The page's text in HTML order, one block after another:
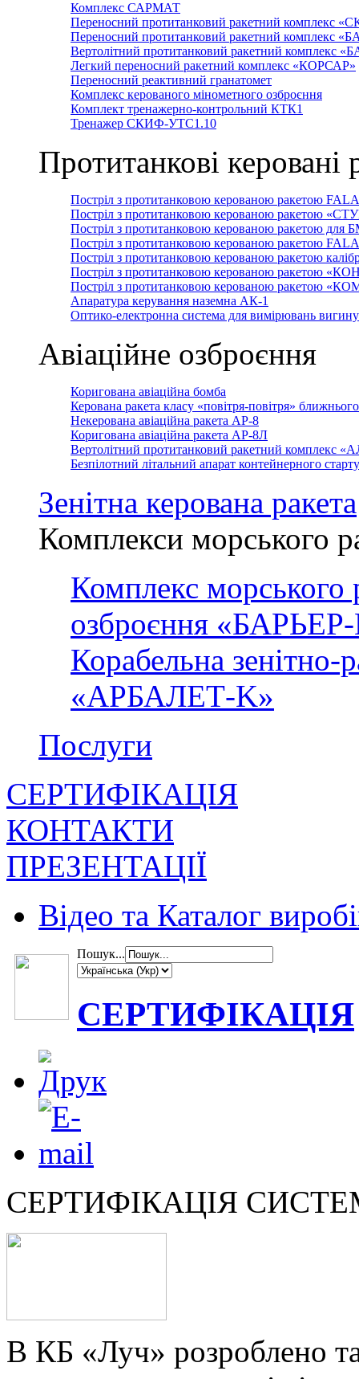
Комплекс САРМАТ
Переносний протитанковий ракетний комплекс
Переносний протитанковий ракетний комплекс
Вертолітний протитанковий ракетний комплекс
Легкий переносний ракетний комплекс «КОРСАР»
Переносний реактивний гранатомет
Комплекс керованого мінометного озброєння
Комплект тренажерно-контрольний КТК1
Тренажер СКИФ-УТС1.10
Протитанкові керовані
Постріл з протитанковою керованою ракетою
Постріл з протитанковою керованою ракетою
Постріл з протитанковою керованою ракетою для
Постріл з протитанковою керованою ракетою
Постріл з протитанковою керованою ракетою
Постріл з протитанковою керованою ракетою
Постріл з протитанковою керованою ракетою
Апаратура керування наземна АК-1
Оптико-електронна система для вимірювань
Авіаційне озброєння
Коригована авіаційна бомба
Керована ракета класу «повітря-повітря»
Некерована авіаційна ракета АР-8
Коригована авіаційна ракета АР-8Л
Вертолітний протитанковий ракетний комплекс
Безпілотний літальний апарат контейнерного
Зенітна керована ракета
Комплекси морського
Комплекс морського
озброєння
Корабельна зенітно-
«АРБАЛЕТ-K»
Послуги
СЕРТИФІКАЦІЯ
КОНТАКТИ
ПРЕЗЕНТАЦІЇ
Відео та Каталог
Пошук...
СЕРТИФІКАЦІЯ
СЕРТИФІКАЦІЯ
В КБ «Луч» розроблено